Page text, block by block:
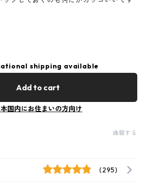
shipping available
Add to cart
国内にお住まいの方向け
通報する
(295)